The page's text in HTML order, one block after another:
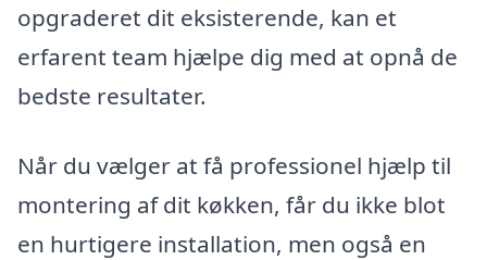
opgraderet dit eksisterende, kan et
erfarent team hjælpe dig med at opnå de
bedste resultater.
Når du vælger at få professionel hjælp til
montering af dit køkken, får du ikke blot
en hurtigere installation, men også en